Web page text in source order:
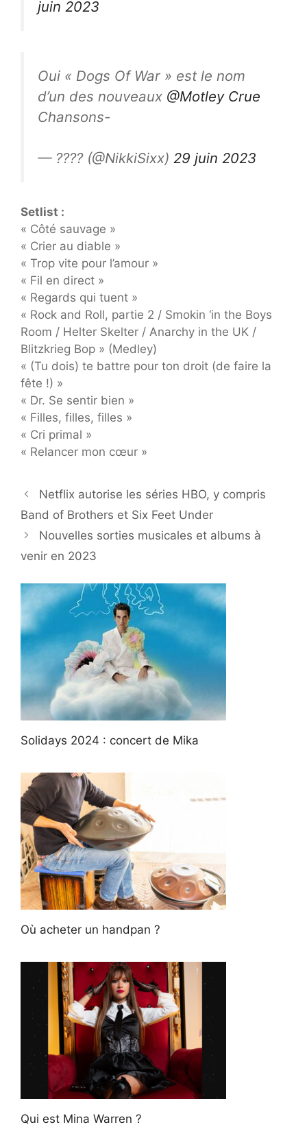
juin 2023
Oui « Dogs Of War » est le nom
d’un des nouveaux @Motley Crue
Chansons-
— ???? (@NikkiSixx) 29 juin 2023
Setlist :
« Côté sauvage »
« Crier au diable »
« Trop vite pour l’amour »
« Fil en direct »
« Regards qui tuent »
« Rock and Roll, partie 2 / Smokin ‘in the Boys
Room / Helter Skelter / Anarchy in the UK /
Blitzkrieg Bop » (Medley)
« (Tu dois) te battre pour ton droit (de faire la
fête !) »
« Dr. Se sentir bien »
« Filles, filles, filles »
« Cri primal »
« Relancer mon cœur »
Netflix autorise les séries HBO, y compris
Band of Brothers et Six Feet Under
Nouvelles sorties musicales et albums à
venir en 2023
Solidays 2024 : concert de Mika
Où acheter un handpan ?
Qui est Mina Warren ?